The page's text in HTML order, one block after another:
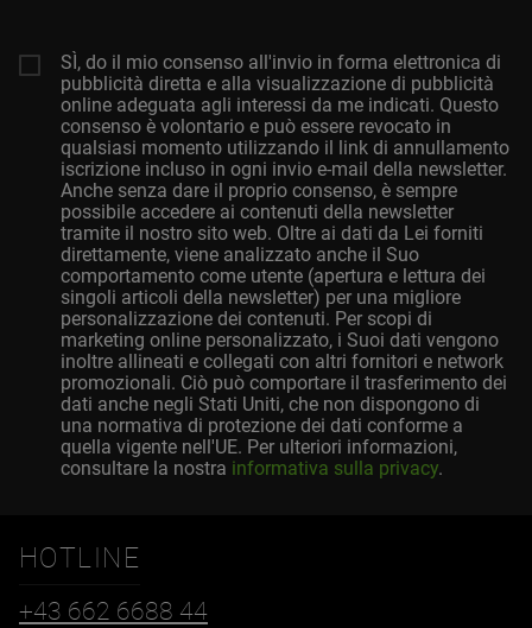
SÌ, do il mio consenso all'invio in forma elettronica di
pubblicità diretta e alla visualizzazione di pubblicità
online adeguata agli interessi da me indicati. Questo
consenso è volontario e può essere revocato in
qualsiasi momento utilizzando il link di annullamento
iscrizione incluso in ogni invio e-mail della newsletter.
Anche senza dare il proprio consenso, è sempre
possibile accedere ai contenuti della newsletter
tramite il nostro sito web. Oltre ai dati da Lei forniti
direttamente, viene analizzato anche il Suo
comportamento come utente (apertura e lettura dei
singoli articoli della newsletter) per una migliore
personalizzazione dei contenuti. Per scopi di
marketing online personalizzato, i Suoi dati vengono
inoltre allineati e collegati con altri fornitori e network
promozionali. Ciò può comportare il trasferimento dei
dati anche negli Stati Uniti, che non dispongono di
una normativa di protezione dei dati conforme a
quella vigente nell'UE. Per ulteriori informazioni,
consultare la nostra informativa sulla privacy.
HOTLINE
+43 662 6688 44